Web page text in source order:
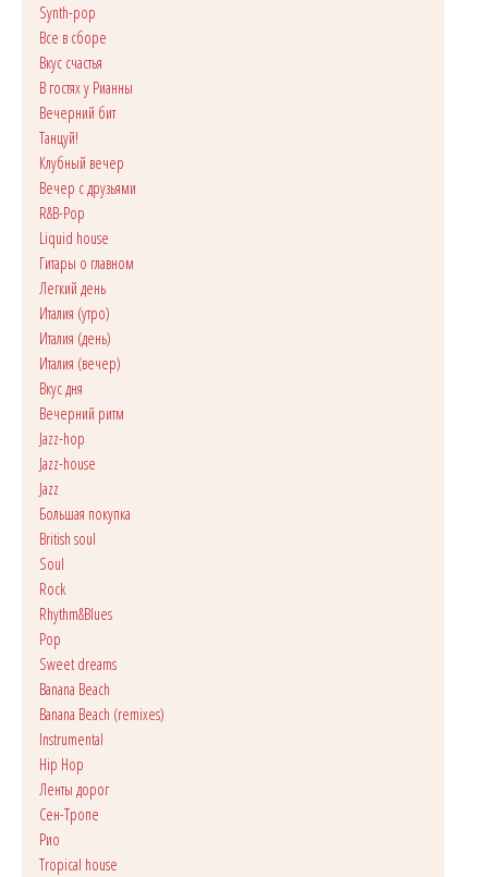
Synth-pop
Все в сборе
Вкус счастья
В гостях у Рианны
Вечерний бит
Танцуй!
Клубный вечер
Вечер с друзьями
R&B-Pop
Liquid house
Гитары о главном
Легкий день
Италия (утро)
Италия (день)
Италия (вечер)
Вкус дня
Вечерний ритм
Jazz-hop
Jazz-house
Jazz
Большая покупка
British soul
Soul
Rock
Rhythm&Blues
Pop
Sweet dreams
Banana Beach
Banana Beach (remixes)
Instrumental
Hip Hop
Ленты дорог
Сен-Тропе
Рио
Tropical house